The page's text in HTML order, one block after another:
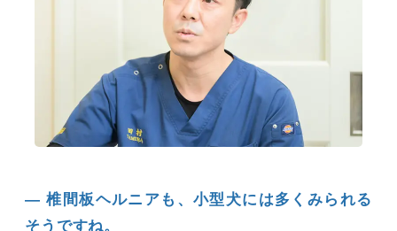
― 椎間板ヘルニアも、小型犬には多くみられる
そうですね。